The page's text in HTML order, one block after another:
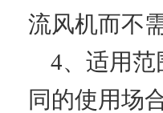
流风机而不
4、适用范
同的使用场